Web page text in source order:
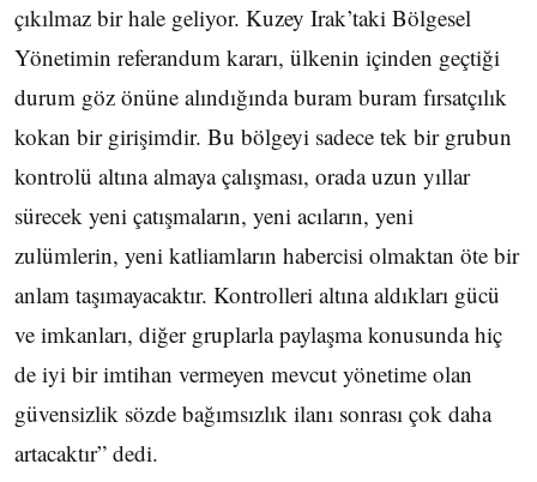
çıkılmaz bir hale geliyor. Kuzey Irak’taki Bölgesel
Yönetimin referandum kararı, ülkenin içinden geçtiği
durum göz önüne alındığında buram buram fırsatçılık
kokan bir girişimdir. Bu bölgeyi sadece tek bir grubun
kontrolü altına almaya çalışması, orada uzun yıllar
sürecek yeni çatışmaların, yeni acıların, yeni
zulümlerin, yeni katliamların habercisi olmaktan öte bir
anlam taşımayacaktır. Kontrolleri altına aldıkları gücü
ve imkanları, diğer gruplarla paylaşma konusunda hiç
de iyi bir imtihan vermeyen mevcut yönetime olan
güvensizlik sözde bağımsızlık ilanı sonrası çok daha
artacaktır” dedi.